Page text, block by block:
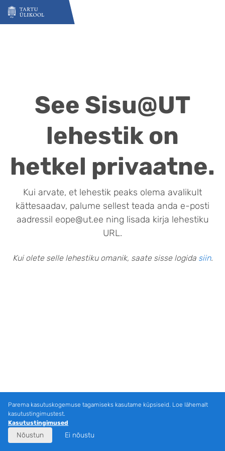
Liigu edasi põhisisu juurde
See Sisu@UT
lehestik on
hetkel privaatne.
Kui arvate, et lehestik peaks olema avalikult
kättesaadav, palume sellest teada anda e-posti
aadressil eope@ut.ee ning lisada kirja lehestiku
URL.
Kui olete selle lehestiku omanik, saate sisse logida siin.
Parema kasutuskogemuse tagamiseks kasutame küpsiseid. Loe lähemalt
kasutustingimustest.
Kasutustingimused
Nõustun Ei nõustu